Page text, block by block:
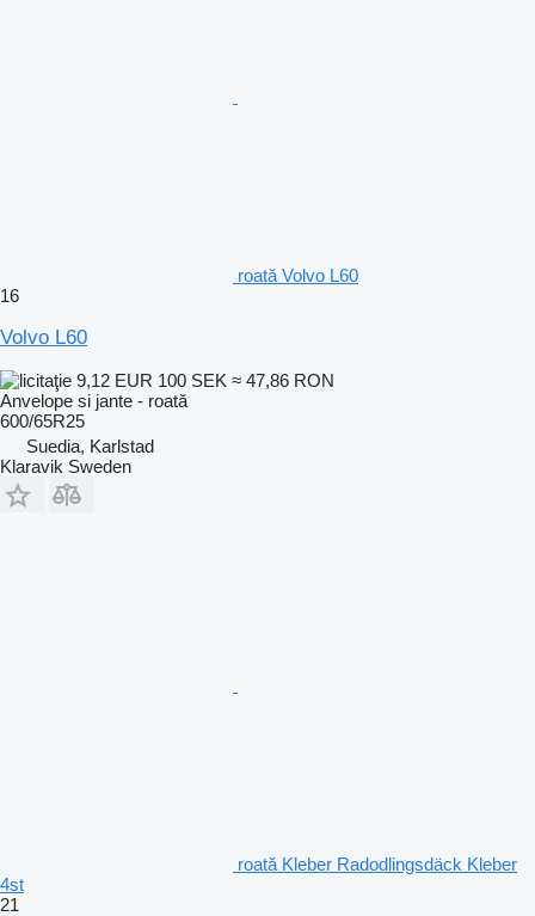
roată Volvo L60
16
Volvo L60
9,12 EUR 100 SEK ≈ 47,86 RON
Anvelope si jante - roată
600/65R25
Suedia, Karlstad
Klaravik Sweden
roată Kleber Radodlingsdäck Kleber
4st
21